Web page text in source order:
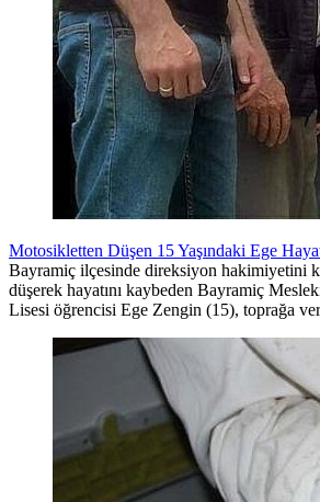
Motosikletten Düşen 15 Yaşındaki Ege
Bayramiç ilçesinde direksiyon hakimiyetini
düşerek hayatını kaybeden Bayramiç
Lisesi öğrencisi Ege Zengin (15), toprağa